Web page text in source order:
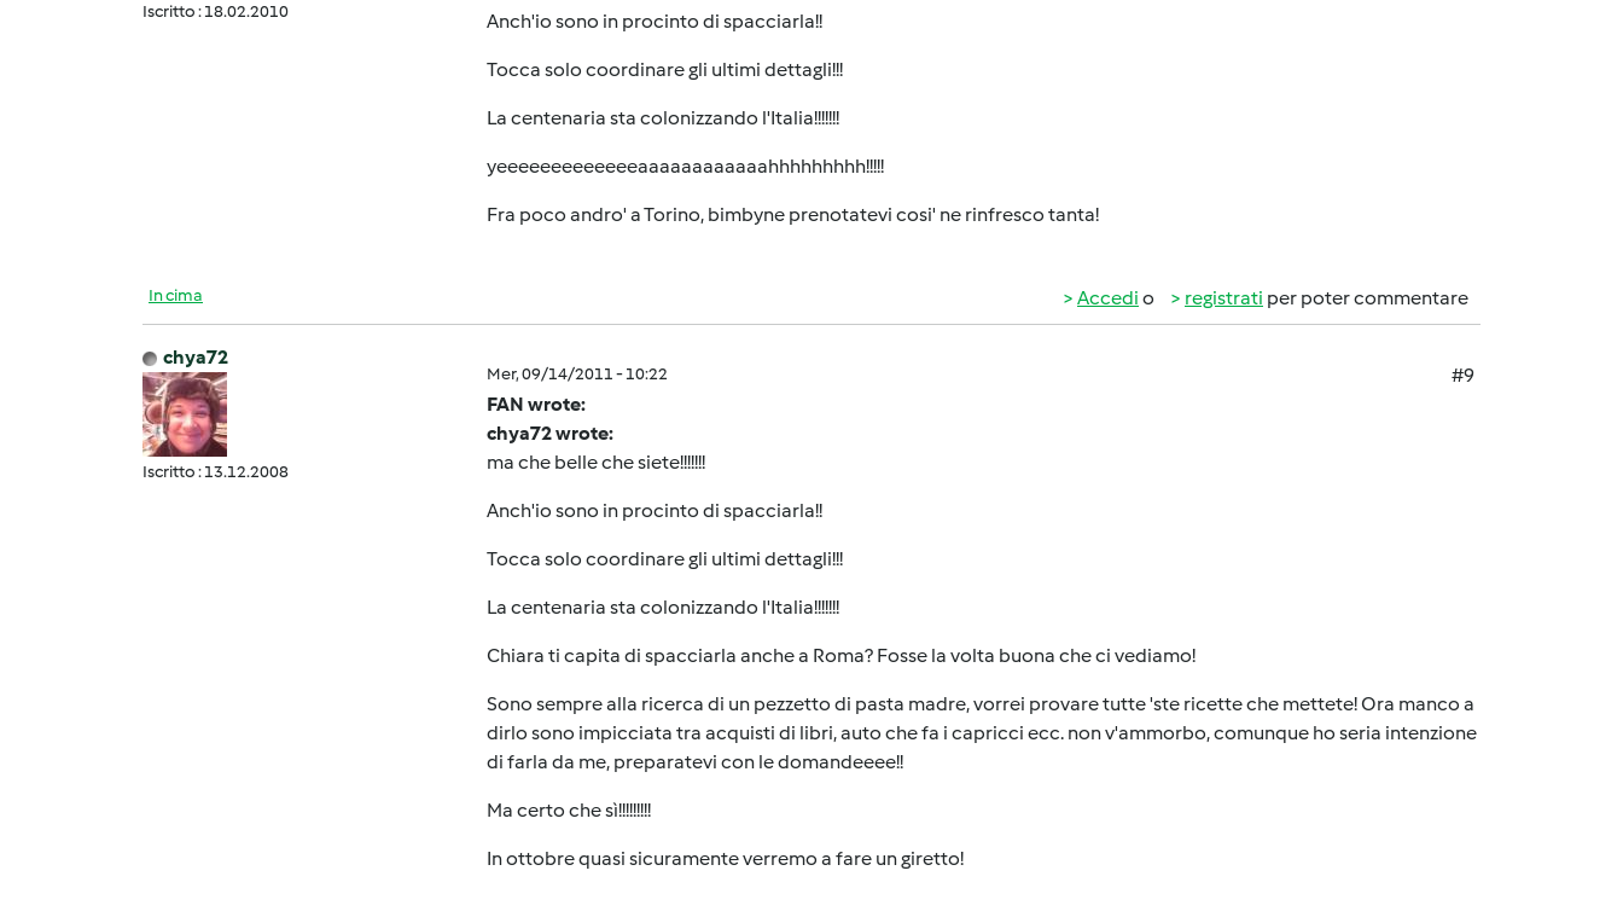
Iscritto : 18.02.2010 Anch'io sono in procinto di spacciarla!!
Tocca solo coordinare gli ultimi dettagli!!!
La centenaria sta colonizzando l'Italia!!!!!!!
yeeeeeeeeeeeeeaaaaaaaaaaaahhhhhhhhh!!!!!
Fra poco andro' a Torino, bimbyne prenotatevi cosi' ne rinfresco tanta!
In cima Accedi o registrati per poter commentare
chya72
Iscritto : 13.12.2008
Mer, 09/14/2011 - 10:22
#9
FAN wrote:
chya72 wrote:
ma che belle che siete!!!!!!!
Anch'io sono in procinto di spacciarla!!
Tocca solo coordinare gli ultimi dettagli!!!
La centenaria sta colonizzando l'Italia!!!!!!!
Chiara ti capita di spacciarla anche a Roma? Fosse la volta buona che ci vediamo!
Sono sempre alla ricerca di un pezzetto di pasta madre, vorrei provare tutte 'ste ricette che mettete! Ora manco a
dirlo sono impicciata tra acquisti di libri, auto che fa i capricci ecc. non v'ammorbo, comunque ho seria intenzione
di farla da me, preparatevi con le domandeeee!!
Ma certo che sì!!!!!!!!!
In ottobre quasi sicuramente verremo a fare un giretto!